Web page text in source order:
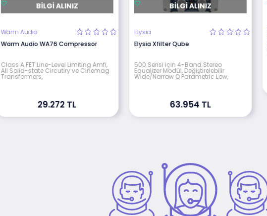
BILGI ALINIZ
Warm Audio
Warm Audio WA76 Compressor
Class A FET Line-Level Limiting Amfi,
All Solid-state Circutiry ve Cinemag
Transformers,
29.272 TL
BILGI ALINIZ
Elysia
Elysia Xfilter Qube
500 Serisi için 4-Band Stereo
Equalizer Modül, Değiştirelebilir
Wide/Narrow Q Parametric Low,
63.954 TL